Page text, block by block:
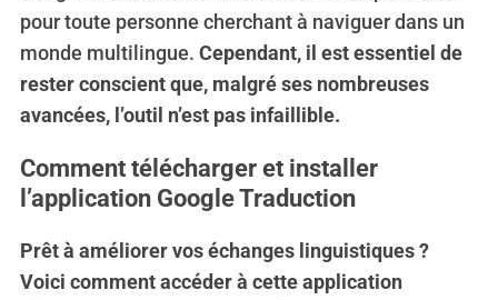
pour toute personne cherchant à naviguer dans un
monde multilingue. Cependant, il est essentiel de
rester conscient que, malgré ses nombreuses
avancées, l’outil n’est pas infaillible.
Comment télécharger et installer
l’application Google Traduction
Prêt à améliorer vos échanges linguistiques ?
Voici comment accéder à cette application